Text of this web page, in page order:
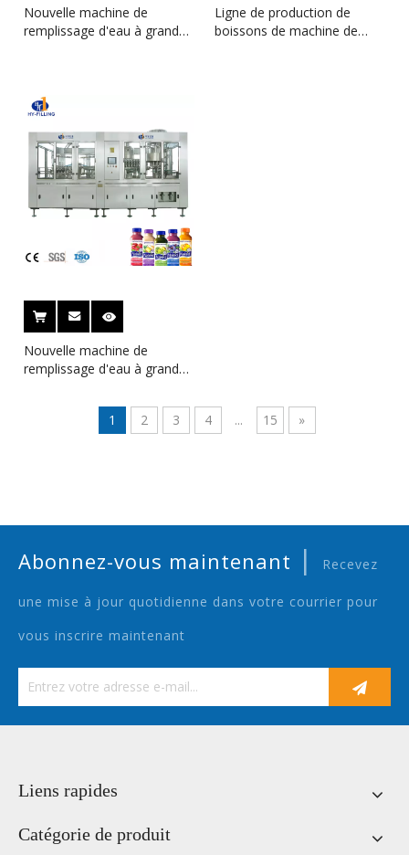
Nouvelle machine de
remplissage d'eau à grande
Ligne de production de
boissons de machine de
Nouvelle machine de
remplissage d'eau à grande
l'eau minérale de boisson
gazeuse de jus1 2 3 4 ... 15 »
Abonnez-vous maintenant | Recevez
une mise à jour quotidienne dans votre courrier pour
vous inscrire maintenant
Liens rapides
Catégorie de produit